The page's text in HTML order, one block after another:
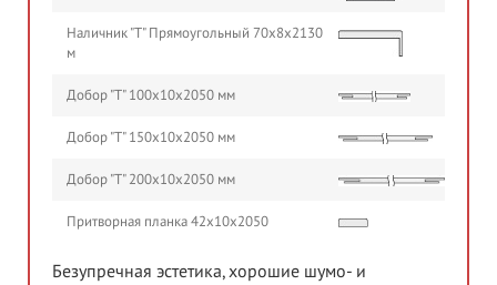
Наличник "Т" Прямоугольный 70х8х2130
м
Добор "Т" 100х10х2050 мм
Добор "Т" 150х10х2050 мм
Добор "Т" 200х10х2050 мм
Притворная планка 42х10х2050
Безупречная эстетика, хорошие шумо- и